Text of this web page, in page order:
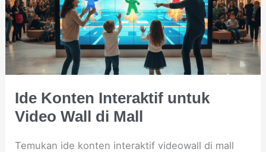
Ide Konten Interaktif untuk
Video Wall di Mall
Temukan ide konten interaktif videowall di mall
untuk
Video
Wall
di